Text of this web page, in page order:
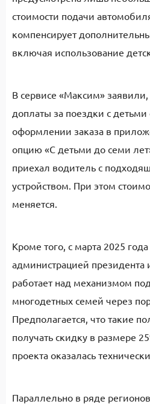
стоимости подачи
компенсирует
включая использование
В сервисе «Максим»
доплаты за поездки с детьми
оформлении заказа в
опцию «С детьми до семи
приехал водитель с
устройством. При этом
меняется.
Кроме того, с марта 2025
администрацией президента
работает над механизмом
многодетных семей через
Предполагается, что такие
получать скидку в размере
проекта оказалась
Параллельно в ряде